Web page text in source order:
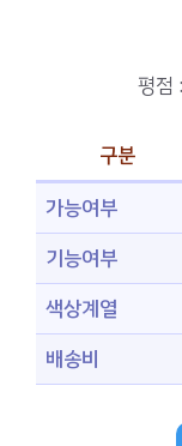
평
구분
가능여부
기능여부
색상계열
배송비